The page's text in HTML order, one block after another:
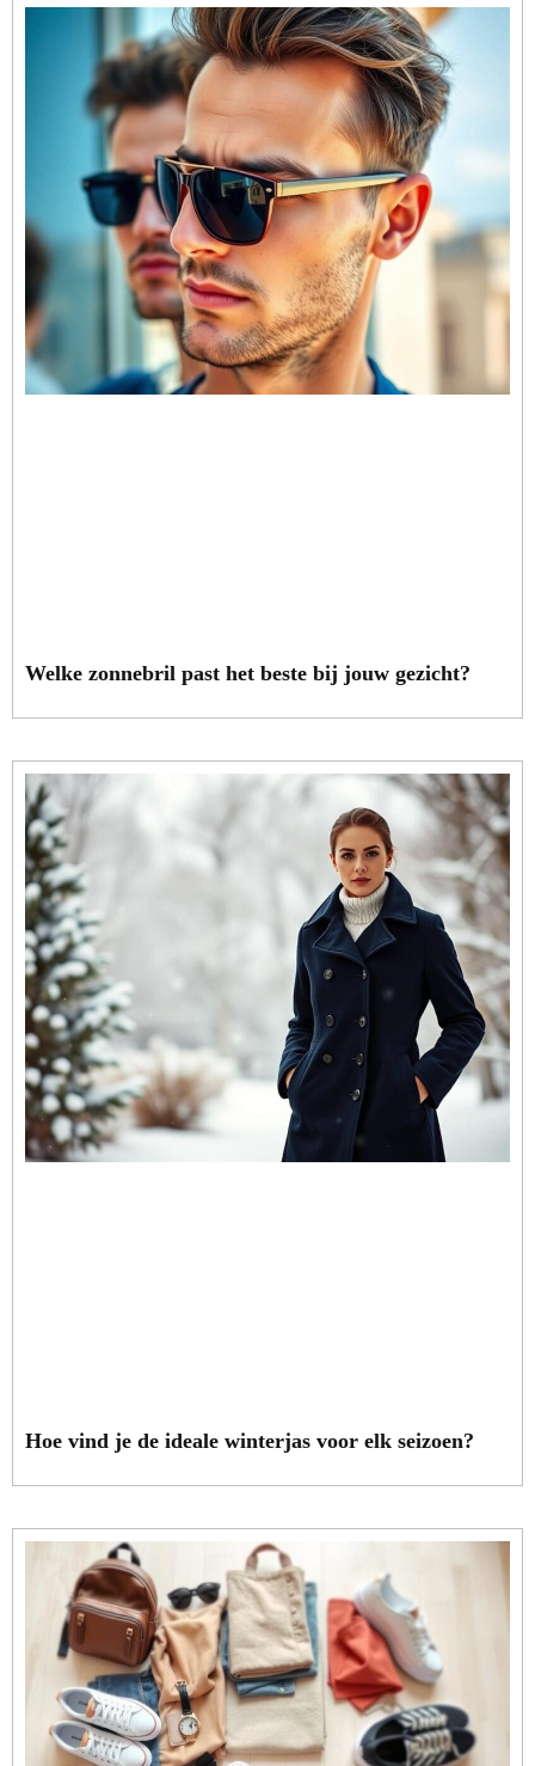
Welke zonnebril past het beste bij jouw gezicht?
Hoe vind je de ideale winterjas voor elk seizoen?